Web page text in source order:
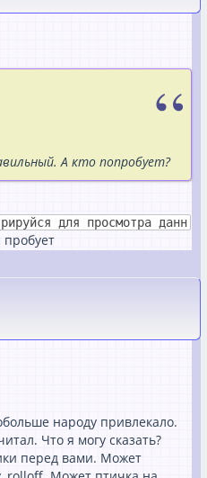
А кто попробует?
для просмотра данн
пробует
народу привлекало.
Что я могу сказать?
перед вами. Может